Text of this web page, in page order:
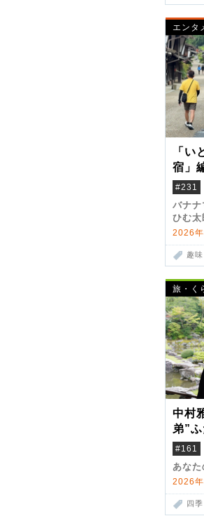
エンタ
「い
宿」
#231
バナ
ひむ太
2026
趣味
旅・く
中村
弟”
#161
あなた
2026
四季